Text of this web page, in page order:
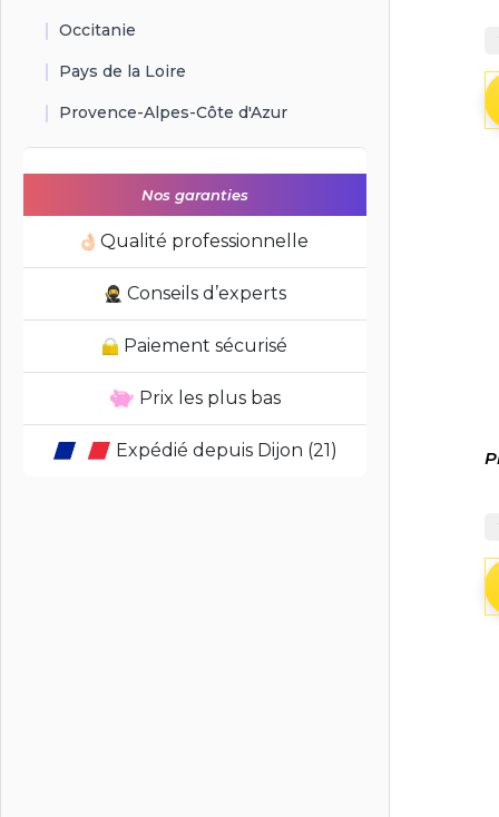
Occitanie
Pays de la Loire
Provence-Alpes-Côte d'Azur
Nos garanties
Qualité professionnelle
Conseils d’experts
Paiement sécurisé
Prix les plus bas
Expédié depuis Dijon (21)